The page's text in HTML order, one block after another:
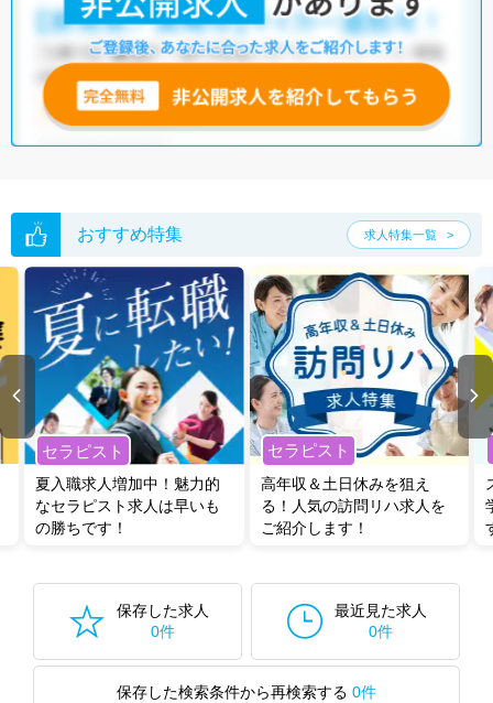
おすすめ特集 求人特集一覧
セラピスト
夏入職求人増加中！魅力的
なセラピスト求人は早いも
の勝ちです！
セラピスト
高年収＆土日休みを狙え
る！人気の訪問リハ求人を
ご紹介します！
保存した求人
0件
最近見た求人
0件
保存した検索条件から再検索する 0件